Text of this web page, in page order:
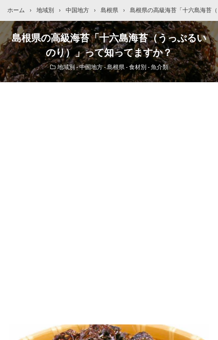
ホーム › 地域別 › 中国地方 › 島根県 › 島根県の高級海苔「十六島海苔
島根県の高級海苔「十六島海苔（うっぷるい
のり）」って知ってますか？
地域別 - 中国地方 - 島根県- 食材別 - 魚介類